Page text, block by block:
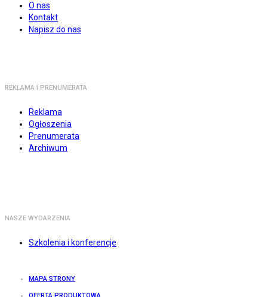
O nas
Kontakt
Napisz do nas
REKLAMA I PRENUMERATA
Reklama
Ogłoszenia
Prenumerata
Archiwum
NASZE WYDARZENIA
Szkolenia i konferencje
MAPA STRONY